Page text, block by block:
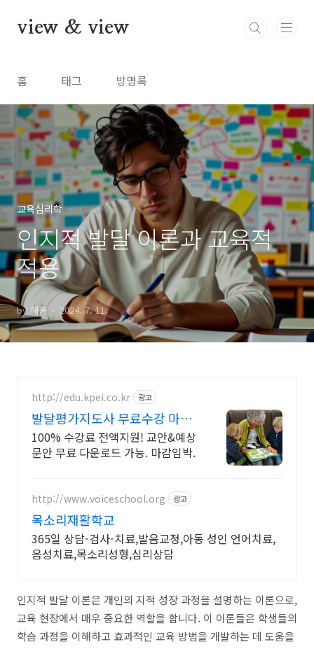
view & view
홈 태그 방명록
교육심리학
인지적 발달 이론과 교육적
적용
by 혜묭 2024. 7. 11.
http://edu.kpei.co.kr 광고
발달평가지도사 무료수강 마감
임박
100% 수강료 전액지원! 교안&예상
문안 무료 다운로드 가능. 마감임박.
http://www.voiceschool.org 광고
목소리재활학교
365일 상담-검사-치료,발음교정,아동 성인 언어치료,
음성치료,목소리성형,심리상담
인지적 발달 이론은 개인의 지적 성장 과정을 설명하는 이론으로,
교육 현장에서 매우 중요한 역할을 합니다. 이 이론들은 학생들의
학습 과정을 이해하고 효과적인 교육 방법을 개발하는 데 도움을